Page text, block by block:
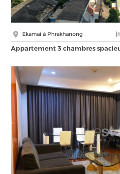
Ekamai à Phrakhanong
Appartement 3 chambres